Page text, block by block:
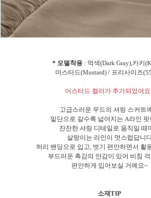
* 모델착용 : 먹색(Dark Gray),카키
머스터드(Mustard) / 프리사이즈
머스터드 컬러가 추가되었어
고급스러운 무드의 셔링 스커트
밑단으로 갈수록 넓어지는 A라인 핏
잔잔한 셔링 디테일로 움직일 때
살랑이는 라인이 멋스럽답니
허리 밴딩으로 입고, 벗기 편안하면서 활
부드러운 촉감의 안감이 있어 비침
편안하게 입어보실 거예요~
소재TIP